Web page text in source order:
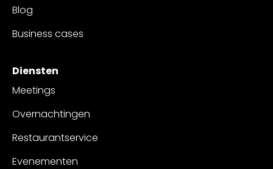
Blog
Business cases
Diensten
Meetings
Overnachtingen
Restaurantservice
Evenementen